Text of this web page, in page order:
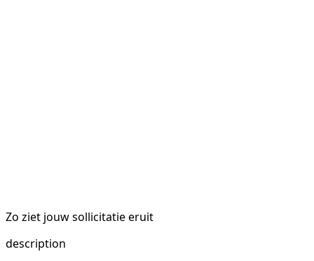
Zo ziet jouw sollicitatie eruit
description